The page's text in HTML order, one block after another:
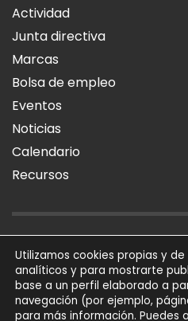
Actividad
Junta directiva
Marcas
Bolsa de empleo
Eventos
Noticias
Calendario
Recursos
AVISO LEGAL POLÍTICA DE
SÍGUENOS
Utilizamos cookies propias y
analíticos y para mostrarte
base a un perfil elaborado a
navegación (por ejemplo,
para más información. Puedes